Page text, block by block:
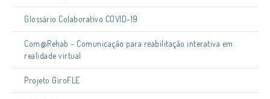
Glossário Colaborativo COVID-19
Com@Rehab – Comunicação para reabilitação interativa em
realidade virtual
Projeto GiroFLE